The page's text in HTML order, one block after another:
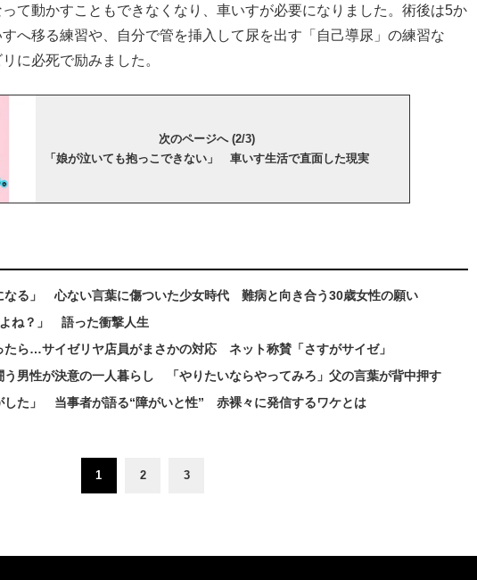
て動かすこともできなくなり、車いすが必要になりました。術後は5か
へ移る練習や、自分で管を挿入して尿を出す「自己導尿」の練習な
に必死で励みました。
次のページへ (2/3)
「娘が泣いても抱っこできない」 車いす生活で直面した現実
なる」 心ない言葉に傷ついた少女時代 難病と向き合う30歳女性の願い
ね？」 語った衝撃人生
たら…サイゼリヤ店員がまさかの対応 ネット称賛「さすがサイゼ」
男性が決意の一人暮らし 「やりたいならやってみろ」父の言葉が背中押す
した」 当事者が語る“障がいと性” 赤裸々に発信するワケとは
1 2 3